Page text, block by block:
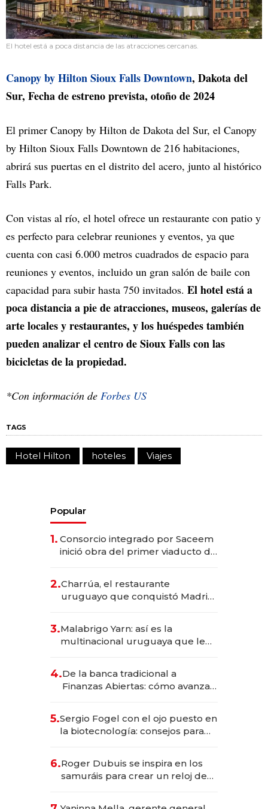
El hotel está a poca distancia de las atracciones cercanas.
Canopy by Hilton Sioux Falls Downtown, Dakota del
Sur, Fecha de estreno prevista, otoño de 2024
El primer Canopy by Hilton de Dakota del Sur, el Canopy
by Hilton Sioux Falls Downtown de 216 habitaciones,
abrirá sus puertas en el distrito del acero, junto al histórico
Falls Park.
Con vistas al río, el hotel ofrece un restaurante con patio y
es perfecto para celebrar reuniones y eventos, ya que
cuenta con casi 6.000 metros cuadrados de espacio para
reuniones y eventos, incluido un gran salón de baile con
capacidad para subir hasta 750 invitados. El hotel está a
poca distancia a pie de atracciones, museos, galerías de
arte locales y restaurantes, y los huéspedes también
pueden analizar el centro de Sioux Falls con las
bicicletas de la propiedad.
*Con información de Forbes US
TAGS
Hotel Hilton hoteles Viajes
Popular
1. Consorcio integrado por Saceem
inició obra del primer viaducto de
millones
2.Charrúa, el restaurante
uruguayo que conquistó Madrid:
anticipación y prepara apertura
3.Malabrigo Yarn: así es la
multinacional uruguaya que le
4.De la banca tradicional a
Finanzas Abiertas: cómo avanza
5.Sergio Fogel con el ojo puesto en
la biotecnología: consejos para
6.Roger Dubuis se inspira en los
samuráis para crear un reloj de